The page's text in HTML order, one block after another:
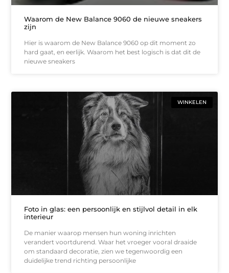
Waarom de New Balance 9060 de nieuwe sneakers
zijn
Hier is waarom de New Balance 9060 op dit moment zo
hard gaat, en eerlijk. Waarom het best logisch is dat dit de
nieuwe sneakers
WINKELEN
Foto in glas: een persoonlijk en stijlvol detail in elk
interieur
De manier waarop mensen hun woning inrichten
verandert voortdurend. Waar het vroeger vooral draaide
om standaard decoratie, zien we tegenwoordig een
duidelijke trend richting persoonlijke